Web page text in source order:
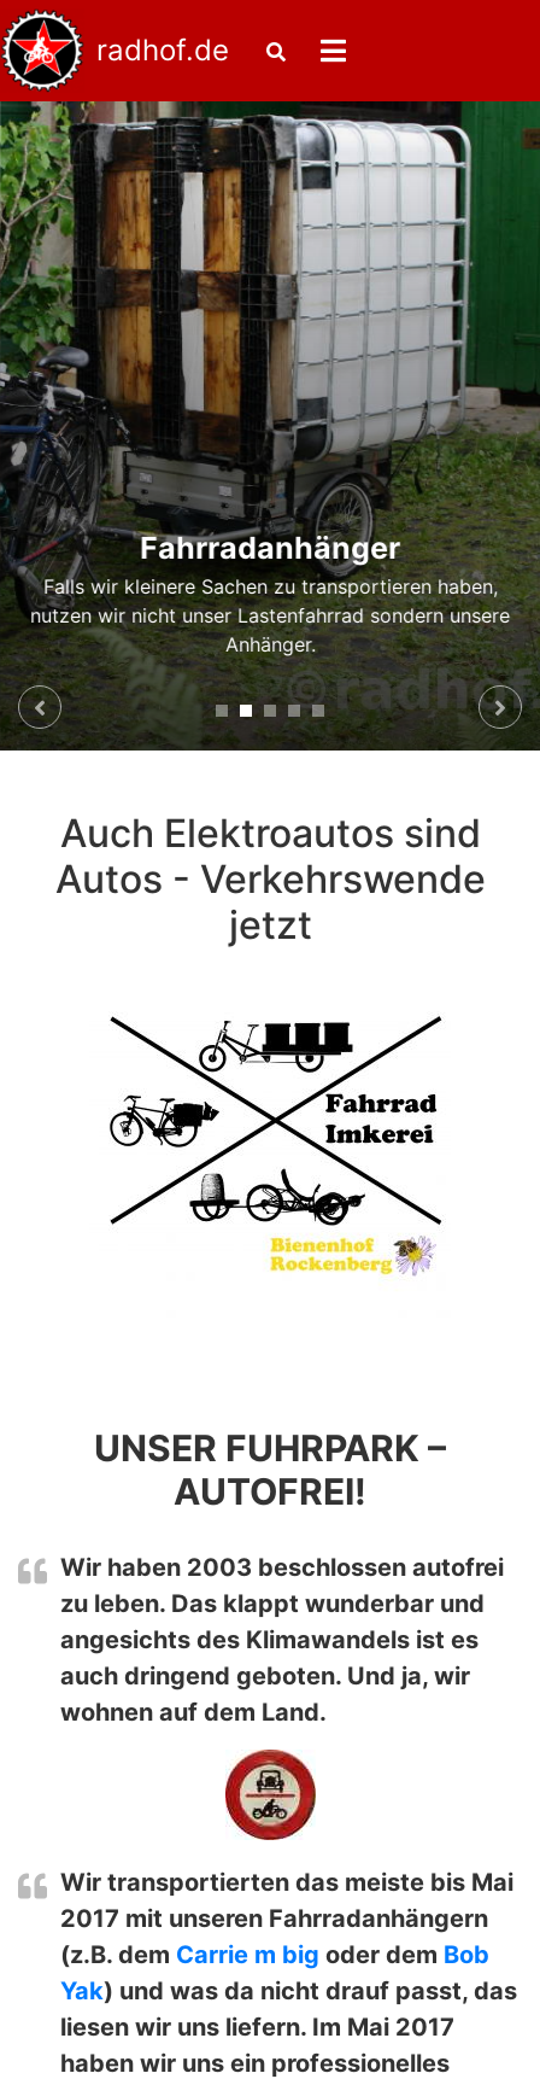
Skip
to
content
radhof.de
Fahrradanhänger
Falls wir kleinere Sachen zu transportieren haben,
nutzen wir nicht unser Lastenfahrrad sondern unsere
Anhänger.
Auch Elektroautos sind
Autos - Verkehrswende
jetzt
UNSER FUHRPARK –
AUTOFREI!
Wir haben 2003 beschlossen autofrei
zu leben. Das klappt wunderbar und
angesichts des Klimawandels ist es
auch dringend geboten. Und ja, wir
wohnen auf dem Land.
Wir transportierten das meiste bis Mai
2017 mit unseren Fahrradanhängern
(z.B. dem Carrie m big oder dem Bob
Yak) und was da nicht drauf passt, das
liesen wir uns liefern. Im Mai 2017
haben wir uns ein professionelles